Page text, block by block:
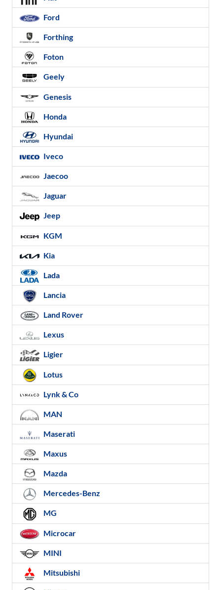
Ford
Forthing
Foton
Geely
Genesis
Honda
Hyundai
Iveco
Jaecoo
Jaguar
Jeep
KGM
Kia
Lada
Lancia
Land Rover
Lexus
Ligier
Lotus
Lynk & Co
MAN
Maserati
Maxus
Mazda
Mercedes-Benz
MG
Microcar
MINI
Mitsubishi